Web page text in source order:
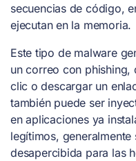
secuencias de código,
ejecutan en la memoria.
Este tipo de malware
un correo con phishing,
clic o descargar un
también puede ser
en aplicaciones ya
legítimos, generalmente
desapercibida para las